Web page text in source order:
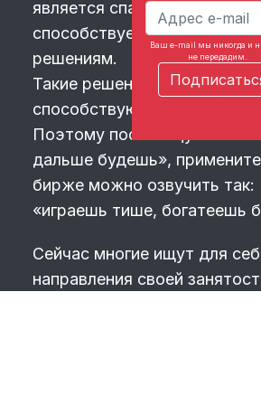
является спасением,
способствует обдуманным
решениям.
Такие решения, в свою
способствуют успеху в игре.
Поэтому пословицу «тише
дальше будешь»,
бирже можно озвучить так:
«играешь тише, богатеешь
Сейчас многие ищут для
направления своей
Ваш e-mail мы никогда и
не передадим.